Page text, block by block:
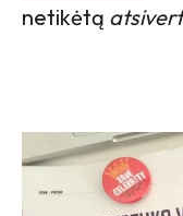
netikėtą